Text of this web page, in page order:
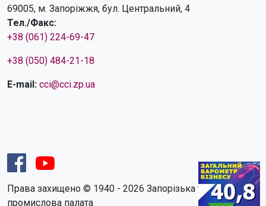
69005, м. Запоріжжя, бул. Центральний, 4
Тел./Факс:
+38 (061) 224-69-47
+38 (050) 484-21-18
E-mail: cci@cci.zp.ua
Права захищено © 1940 - 2026 Запорізька торгово-
промислова палата